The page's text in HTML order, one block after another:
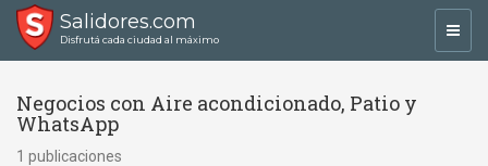
Salidores.com
Disfrutá cada ciudad al máximo
Negocios con Aire acondicionado, Patio y
WhatsApp
1 publicaciones